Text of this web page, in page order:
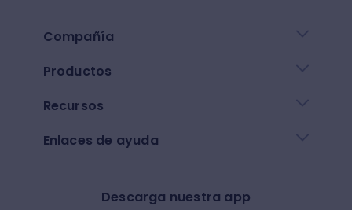
Compañía
Productos
Recursos
Enlaces de ayuda
Descarga nuestra app